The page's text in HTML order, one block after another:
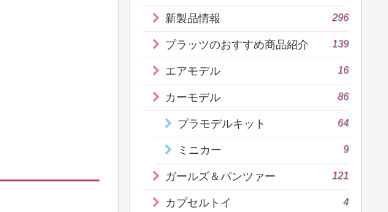
新製品情報 296
プラッツのおすすめ商品紹介 139
エアモデル 16
カーモデル 86
プラモデルキット 64
ミニカー 9
ガールズ＆パンツァー 121
カプセルトイ 4